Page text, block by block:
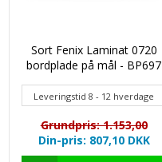
Sort Fenix Laminat 0720
bordplade på mål - BP697
Leveringstid 8 - 12 hverdage
Grundpris: 1.153,00
Din-pris: 807,10 DKK